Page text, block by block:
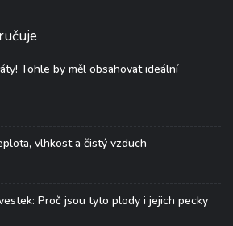
Tohle by měl obsahovat ideální
vlhkost a čistý vzduch
Proč jsou tyto plody i jejich pecky